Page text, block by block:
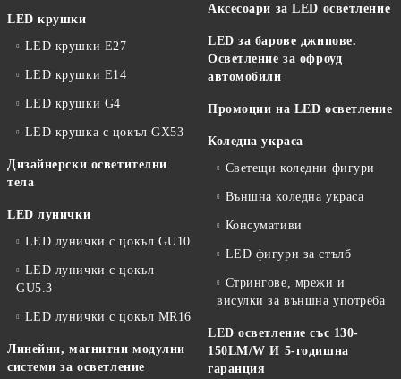
LED крушки
LED крушки E27
LED крушки E14
LED крушки G4
LED крушка с цокъл GX53
Дизайнерски осветителни
тела
LED лунички
LED лунички с цокъл GU10
LED лунички с цокъл
GU5.3
LED лунички с цокъл MR16
Линейни, магнитни модулни
системи за осветление
Аксесоари за LED осветление
LED за барове джипове.
Осветление за офроуд
автомобили
Промоции на LED осветление
Коледна украса
Светещи коледни фигури
Външна коледна украса
Консумативи
LED фигури за стълб
Стрингове, мрежи и
висулки за външна употреба
LED осветление със 130-
150LM/W И 5-годишна
гаранция